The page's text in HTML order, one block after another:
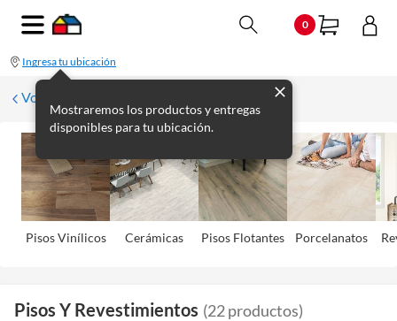
0
Ingresa tu ubicación
Mostraremos los productos y entregas
disponibles para tu ubicación.
Volver
Pisos Viní­licos Cerámicas Pisos Flotantes Porcelanatos
Pisos Y Revestimientos (22productos)